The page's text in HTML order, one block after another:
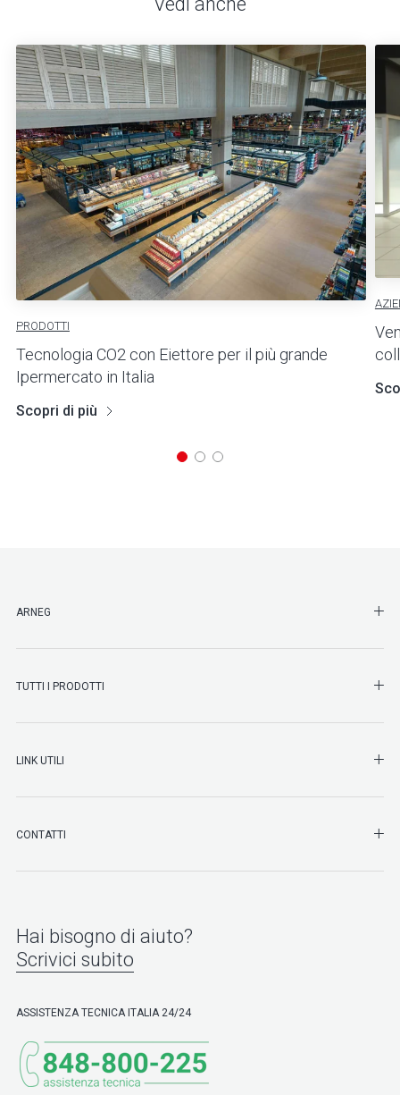
PRODOTTI
Tecnologia CO2 con Eiettore per il più grande
Ipermercato in Italia
Scopri di più
ARNEG
TUTTI I PRODOTTI
LINK UTILI
CONTATTI
Hai bisogno di aiuto?
Scrivici subito
ASSISTENZA TECNICA ITALIA 24/24